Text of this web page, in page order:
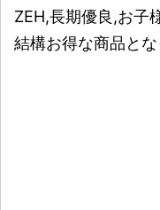
ZEH,長期優良,お子
結構お得な商品とな